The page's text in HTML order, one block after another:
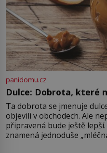
panidomu.cz
Dulce: Dobrota, které
Ta dobrota se jmenuje
objevili v obchodech. Ale
připravená bude ještě
znamená jednoduše